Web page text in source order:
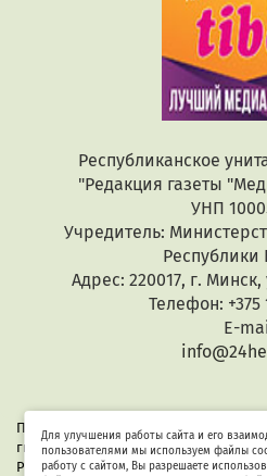
Республиканское
"Редакция газеты
УНП
Учредитель:
Республики
Адрес: 220017, г.
Телефон: +375
E-
При копировании или цитировании
гиперссылка обязательна. Все
Республики Беларусь «Об
Для улучшения работы сайта и его
пользователями мы используем файлы
работу с сайтом, Вы разрешаете